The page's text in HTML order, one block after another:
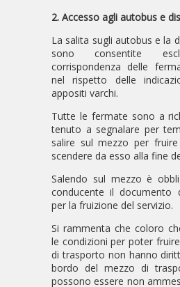
2. Accesso agli autobus e
La salita sugli autobus e la
sono consentite
corrispondenza delle
nel rispetto delle
appositi varchi.
Tutte le fermate sono a
tenuto a segnalare per
salire sul mezzo per
scendere da esso alla fine
Salendo sul mezzo è
conducente il documento
per la fruizione del servizio.
Si rammenta che coloro
le condizioni per poter
di trasporto non hanno
bordo del mezzo di
possono essere non